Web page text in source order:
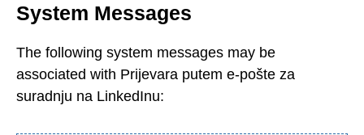
System Messages
The following system messages may be
associated with Prijevara putem e-pošte za
suradnju na LinkedInu: